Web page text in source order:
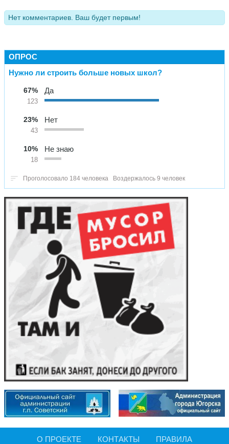
Нет комментариев. Ваш будет первым!
ОПРОС
Нужно ли строить больше новых школ?
67%
123
Да
23%
43
Нет
10%
18
Не знаю
Проголосовало 184 человека Воздержалось 9 человек
О ПРОЕКТЕ КОНТАКТЫ ПРАВИЛА